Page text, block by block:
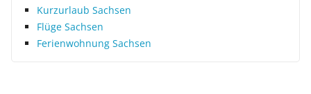
Kurzurlaub Sachsen
Flüge Sachsen
Ferienwohnung Sachsen